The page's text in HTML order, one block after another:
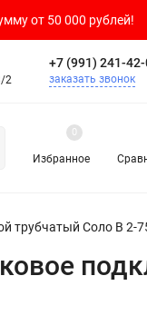
от 50 000 рублей!
2
+7 (991) 241-
заказать звонок
Избранное
0
трубчатый Соло В 2-